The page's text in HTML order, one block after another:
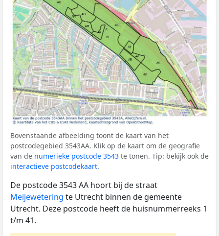
Bovenstaande afbeelding toont de kaart van het
postcodegebied 3543AA. Klik op de kaart om de geografie
van de numerieke postcode 3543 te tonen. Tip: bekijk ook de
interactieve postcodekaart.
De postcode 3543 AA hoort bij de straat
Meijewetering te Utrecht binnen de gemeente
Utrecht. Deze postcode heeft de huisnummerreeks 1
t/m 41.